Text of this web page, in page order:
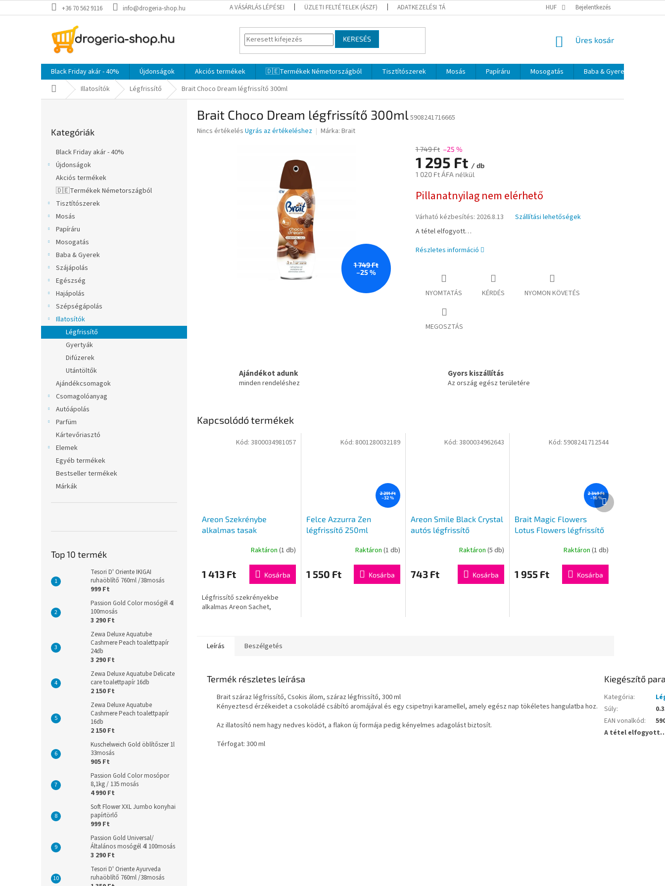
a
+36 70 562 9116 info@drogeria-shop.hu A VÁSÁRLÁS LÉPÉSEI ÜZLETI FELTÉTELEK (ÁSZF) ADATKEZELÉSI TÁJÉKOZTATÓ HUF Bejelentkezés
KERESÉS KOSÁR
Üres kosár
Black Friday akár - 40% Újdonságok Akciós termékek 🇩🇪Termékek Németországból Tisztítószerek Mosás Papíráru Mosogatás Baba & Gyerek
KezdőlapIllatosítók Légfrissítő Brait Choco Dream légfrissítő 300ml
átugrása
Kategóriák
Black Friday akár - 40%
Újdonságok
Akciós termékek
🇩🇪Termékek Németországból
Tisztítószerek
Mosás
Papíráru
Mosogatás
Baba & Gyerek
Szájápolás
Egészség
Hajápolás
Szépségápolás
Illatosítók
Légfrissítő
Gyertyák
Difúzerek
Utántöltők
Ajándékcsomagok
Csomagolóanyag
Autóápolás
Parfüm
Kártevőriasztó
Elemek
Egyéb termékek
Bestseller termékek
Márkák
Top 10 termék
Tesori D' Oriente IKIGAI
ruhaöblítő 760ml /38mosás
999 Ft
Passion Gold Color mosógél 4l
100mosás
3 290 Ft
Zewa Deluxe Aquatube
Cashmere Peach toalettpapír
24db
3 290 Ft
Zewa Deluxe Aquatube Delicate
care toalettpapír 16db
2 150 Ft
Zewa Deluxe Aquatube
Cashmere Peach toalettpapír
16db
2 150 Ft
Kuschelweich Gold öblítőszer 1l
33mosás
905 Ft
Passion Gold Color mosópor
8,1kg / 135 mosás
4 990 Ft
Soft Flower XXL Jumbo konyhai
papírtörlő
999 Ft
Passion Gold Universal/
Általános mosógél 4l 100mosás
3 290 Ft
Tesori D' Oriente Ayurveda
ruhaöblítő 760ml /38mosás
Brait Choco Dream légfrissítő 300ml5908241716665
A
Nincs értékelés Ugrás az értékeléshez Márka: Brait
1 749 Ft
–25 %
1 749 Ft –25 %
1 295 Ft / db
1 020 Ft ÁFA nélkül
Pillanatnyilag nem elérhető
Várható kézbesítés: 2026.8.13
Szállítási lehetőségek
A tétel elfogyott…
Részletes információ
NYOMTATÁS KÉRDÉS NYOMON KÖVETÉS
MEGOSZTÁS
Ajándékot adunk
minden rendeléshez
Gyors kiszállítás
Az ország egész területére
Kapcsolódó termékek
Areon Szekrénybe
alkalmas tasak
Raktáron (1 db)
1 413 Ft Kosárba
Légfrissítő szekrényekbe
alkalmas Areon Sachet,
Kód: 3800034981057
2 291 Ft
–32 %
Felce Azzurra Zen
légfrissítő 250ml
Raktáron (1 db)
1 550 Ft Kosárba
Kód: 8001280032189
Areon Smile Black Crystal
autós légfrissítő
Raktáron(5 db)
743 Ft Kosárba
Kód:3800034962643
2 349 Ft
–16 %
Brait Magic Flowers
Lotus Flowers légfrissítő
átlagos
értékelése
Raktáron(1 db)
1 955 Ft Kosárba
Kód: 5908241712544
Következő
termék
Leírás Beszélgetés
Termék részletes leírása
Brait száraz légfrissítő, Csokis álom, száraz légfrissítő, 300 ml
Kényeztesd érzékeidet a csokoládé csábító aromájával és egy csipetnyi karamellel, amely egész nap tökéletes hangulatba hoz.
Az illatosító nem hagy nedves ködöt, a flakon új formája pedig kényelmes adagolást biztosít.
Térfogat: 300 ml
Kiegészítő
Kategória:
Súly:
EAN vonalkód:
A tétel